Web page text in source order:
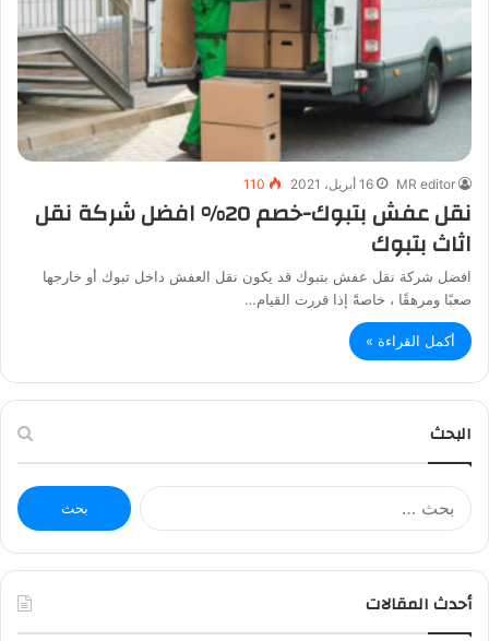
MR editor 16 أبريل، 2021 110
نقل عفش بتبوك-خصم 20% افضل شركة نقل
اثاث بتبوك
افضل شركة نقل عفش بتبوك قد يكون نقل العفش داخل تبوك أو خارجها
صعبًا ومرهقًا ، خاصةً إذا قررت القيام…
أكمل القراءة »
البحث
ن
أحدث المقالات